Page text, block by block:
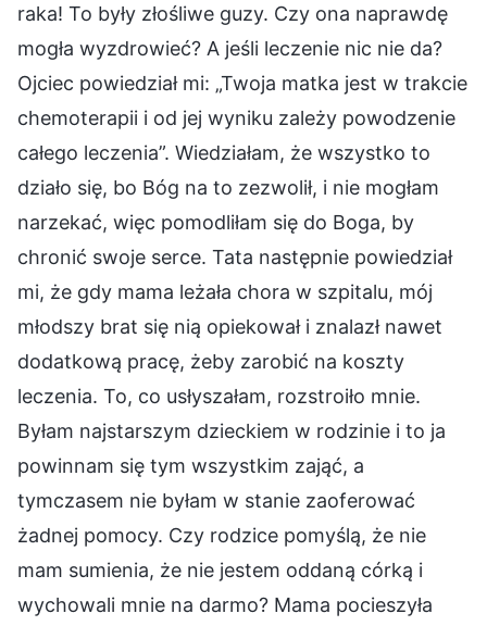
raka! To były złośliwe guzy. Czy ona naprawdę
mogła wyzdrowieć? A jeśli leczenie nic nie da?
Ojciec powiedział mi: „Twoja matka jest w trakcie
chemoterapii i od jej wyniku zależy powodzenie
całego leczenia”. Wiedziałam, że wszystko to
działo się, bo Bóg na to zezwolił, i nie mogłam
narzekać, więc pomodliłam się do Boga, by
chronić swoje serce. Tata następnie powiedział
mi, że gdy mama leżała chora w szpitalu, mój
młodszy brat się nią opiekował i znalazł nawet
dodatkową pracę, żeby zarobić na koszty
leczenia. To, co usłyszałam, rozstroiło mnie.
Byłam najstarszym dzieckiem w rodzinie i to ja
powinnam się tym wszystkim zająć, a
tymczasem nie byłam w stanie zaoferować
żadnej pomocy. Czy rodzice pomyślą, że nie
mam sumienia, że nie jestem oddaną córką i
wychowali mnie na darmo? Mama pocieszyła